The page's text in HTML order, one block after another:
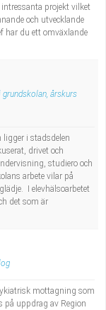
projekt vilket
och utvecklande
har du ett omväxlande
grundskolan, årskurs
ligger i stadsdelen
drivet och
studiero och
arbete vilar på
I elevhälsoarbetet
det som är
mottagning som
på uppdrag av Region